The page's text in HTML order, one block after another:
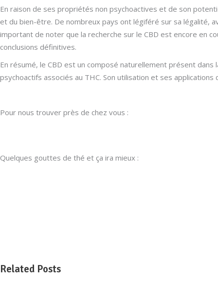
En raison de ses propriétés non psychoactives et de son
et du bien-être. De nombreux pays ont légiféré sur sa légalité,
important de noter que la recherche sur le CBD est encore en
conclusions définitives.
En résumé, le CBD est un composé naturellement présent
psychoactifs associés au THC. Son utilisation et ses
Pour nous trouver près de chez vous :
Quelques gouttes de thé et ça ira mieux :
Related Posts